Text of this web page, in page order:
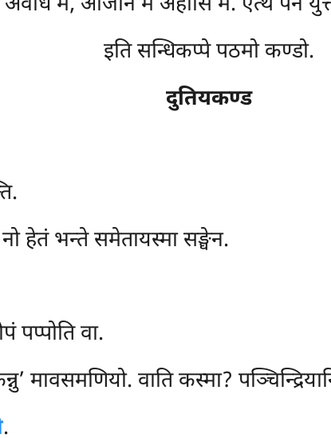
इति सन्धिकप्पे पठमो कण्डो.
दुतियकण्ड
नो हेतं भन्ते समेतायस्मा सङ्घेन.
पप्पोति वा.
मावसमणियो. वाति कस्मा?
.